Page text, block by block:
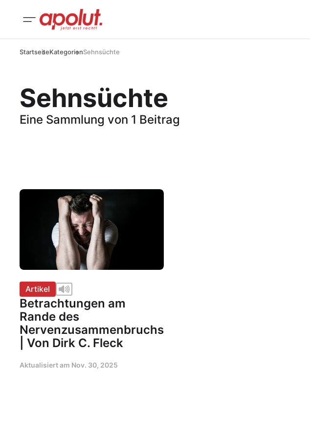
StartseiteKategorienSehnsüchte
Sehnsüchte
Eine Sammlung von 1 Beitrag
Artikel
Betrachtungen am
Rande des
Nervenzusammenbruchs
| Von Dirk C. Fleck
Aktualisiert am Nov. 30, 2025